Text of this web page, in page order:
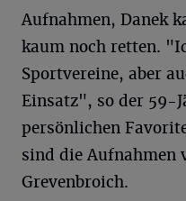
Aufnahmen, Danek
kaum noch retten.
Sportvereine, aber
Einsatz", so der 59-
persönlichen
sind die Aufnahmen
Grevenbroich.